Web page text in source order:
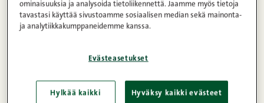
Kunnon nakkivuoka
ominaisuuksia ja analysoida tietoliikennettä. Jaamme myös tietoja
tavastasi käyttää sivustoamme sosiaalisen median sekä mainonta-
ja analytiikkakumppaneidemme kanssa.
Evästeasetukset
Hylkää kaikki Hyväksy kaikki evästeet